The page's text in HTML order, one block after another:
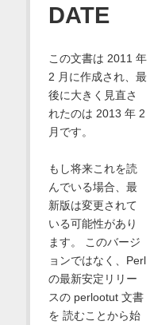
DATE
この文書は 2011 年
2 月に作成され、最
後に大きく見直さ
れたのは 2013 年 2
月です。
もし将来これを読
んでいる場合、最
新版は変更されて
いる可能性があり
ます。 このバージ
ョンではなく、Perl
の最新安定リリー
スの perlootut 文書
を 読むことから始